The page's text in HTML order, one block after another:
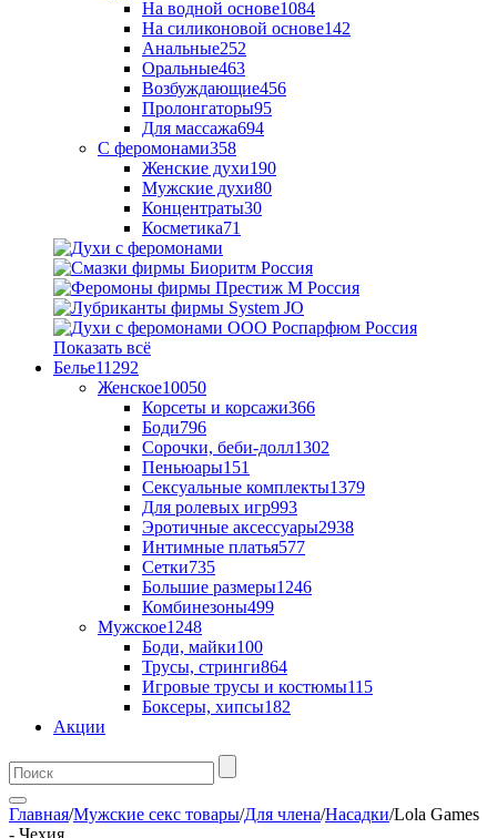
На водной основе1084
На силиконовой основе142
Анальные252
Оральные463
Возбуждающие456
Пролонгаторы95
Для массажа694
С феромонами358
Женские духи190
Мужские духи80
Концентраты30
Косметика71
Показать всё
Белье11292
Женское10050
Корсеты и корсажи366
Боди796
Сорочки, беби-долл1302
Пеньюары151
Сексуальные комплекты1379
Для ролевых игр993
Эротичные аксессуары2938
Интимные платья577
Сетки735
Большие размеры1246
Комбинезоны499
Мужское1248
Боди, майки100
Трусы, стринги864
Игровые трусы и костюмы115
Боксеры, хипсы182
Акции
Главная/Мужские секс товары/Для члена/Насадки/Lola Games
- Чехия